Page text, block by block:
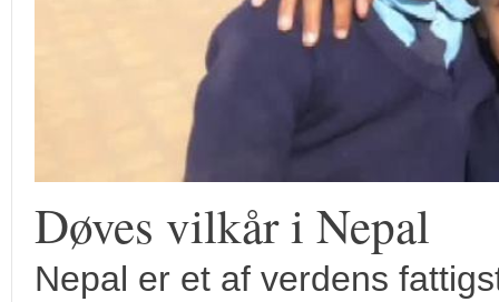
Døves vilkår i Nepal
Nepal er et af verdens